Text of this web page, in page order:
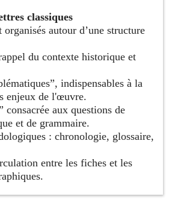
classiques
autour d’une structure
du contexte historique et
indispensables à la
enjeux de l'œuvre.
consacrée aux questions de
et de grammaire.
: chronologie, glossaire,
entre les fiches et les